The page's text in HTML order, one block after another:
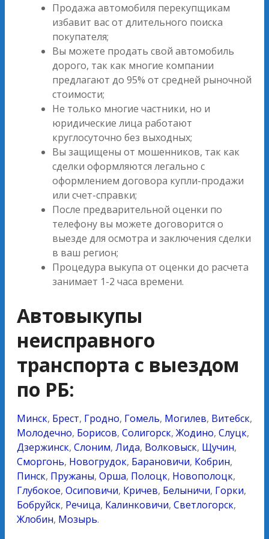
Продажа автомобиля перекупщикам
избавит вас от длительного поиска
покупателя;
Вы можете продать свой автомобиль
дорого, так как многие компании
предлагают до 95% от средней рыночной
стоимости;
Не только многие частники, но и
юридические лица работают
круглосуточно без выходных;
Вы защищены от мошенников, так как
сделки оформляются легально с
оформлением договора купли-продажи
или счет-справки;
После предварительной оценки по
телефону вы можете договорится о
выезде для осмотра и заключения сделки
в ваш регион;
Процедура выкупа от оценки до расчета
занимает 1-2 часа времени.
Автовыкупы
неисправного
транспорта с выездом
по РБ:
Минск, Брест, Гродно, Гомель, Могилев, Витебск,
Молодечно, Борисов, Солигорск, Жодино, Слуцк,
Дзержинск, Слоним, Лида, Волковыск, Щучин,
Сморгонь, Новогрудок, Барановичи, Кобрин,
Пинск, Пружаны, Орша, Полоцк, Новополоцк,
Глубокое, Осиповичи, Кричев, Белыничи, Горки,
Бобруйск, Речица, Калинковичи, Светлогорск,
Жлобин, Мозырь.